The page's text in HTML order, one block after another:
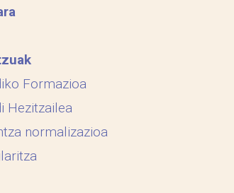
Formazioa
Hezitzailea
normalizazioa